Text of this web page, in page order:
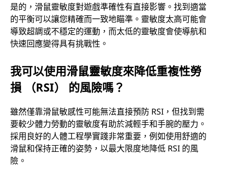
是的，滑鼠靈敏度對遊戲準確性有直接影響。找到適當
的平衡可以讓您精確而一致地瞄準。靈敏度太高可能會
導致超調或不穩定的運動，而太低的靈敏度會使導航和
快速回應變得具有挑戰性。
我可以使用滑鼠靈敏度來降低重複性勞
損 （RSI） 的風險嗎？
雖然僅靠滑鼠敏感性可能無法直接預防 RSI，但找到需
要較少體力勞動的靈敏度有助於減輕手和手腕的壓力。
採用良好的人體工程學實踐非常重要，例如使用舒適的
滑鼠和保持正確的姿勢，以最大限度地降低 RSI 的風
險。